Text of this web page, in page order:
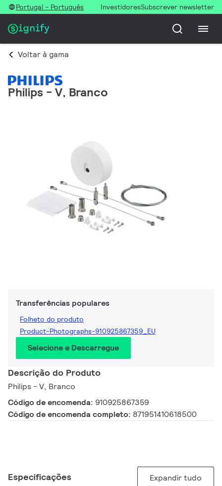
Portugal - Português InvestidoresSubscrever newsletter
Voltar à gama
Philips - V, Branco
Transferências populares
Folheto do produto
Product-Photographs-910925867359_EU
Selecione e Descarregue
Descrição do Produto
Philips - V, Branco
Código de encomenda: 910925867359
Código de encomenda completo: 871951410618500
Especificações Expandir tudo